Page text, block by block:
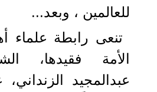
للعالمين ، وبعد...
تنعى رابطة علماء
الأمة فقيدها،
عبدالمجيد